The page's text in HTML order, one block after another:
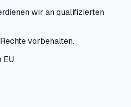
wir an qualifizierten
vorbehalten.
EU